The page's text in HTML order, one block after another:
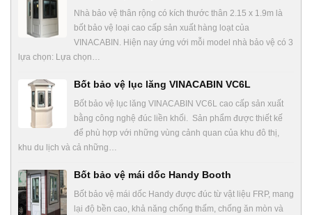
Nhà bảo vệ thân rộng có kích thước thân 2.15 x 1.9m là
bốt bảo vệ loại cao cấp sản xuất hàng loạt của
VINACABIN. Hiện nay ứng với mỗi model nhà bảo vệ có 3
lựa chọn: Lựa chọn…
Bốt bảo vệ lục lăng VINACABIN VC6L
Bốt bảo vệ lục lăng VINACABIN VC6L cao cấp sản xuất
bằng công nghệ đúc liền khối. Sản phẩm được thiết kế
để phù hợp với những vùng cảnh quan của khu đô thị,
khu du lịch và cả những…
Bốt bảo vệ mái dốc Handy Booth
Bốt bảo vệ mái dốc Handy được đúc từ vật liệu FRP, mang
lại độ bền cao, khả năng chống thấm, chống ăn mòn và